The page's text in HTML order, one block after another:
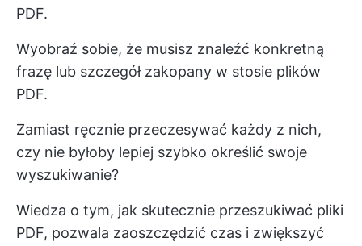
PDF.
Wyobraź sobie, że musisz znaleźć konkretną
frazę lub szczegół zakopany w stosie plików
PDF.
Zamiast ręcznie przeczesywać każdy z nich,
czy nie byłoby lepiej szybko określić swoje
wyszukiwanie?
Wiedza o tym, jak skutecznie przeszukiwać pliki
PDF, pozwala zaoszczędzić czas i zwiększyć